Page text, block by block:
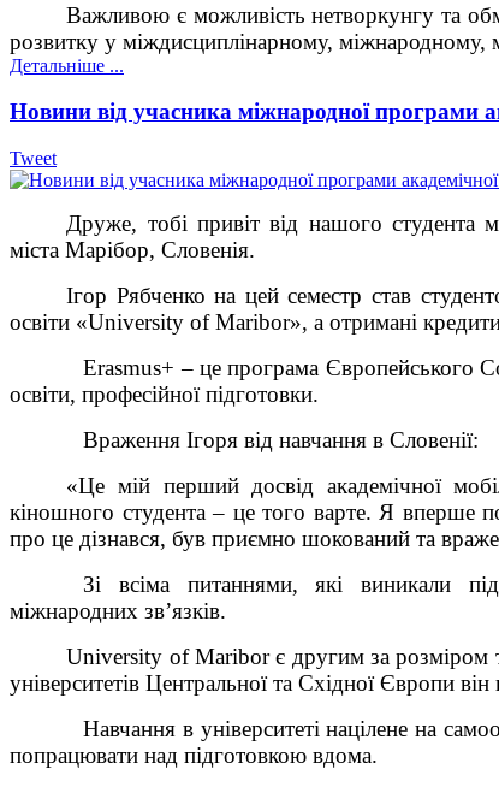
Важливою є можливість нетворкунгу та
розвитку у міждисциплінарному, міжнародному,
Детальніше ...
Новини від учасника міжнародної програми
Tweet
Друже, тобі привіт від нашого студента
міста Марібор, Словенія.
Ігор Рябченко на цей семестр став
освіти «University of Maribor», а отримані
⠀Erasmus+ – це програма Європейського
освіти, професійної підготовки.
⠀Враження Ігоря від навчання в Словенії:
«Це мій перший досвід академічної
кіношного студента – це того варте. Я вперше
про це дізнався, був приємно шокований та
Зі всіма питаннями, які виникали
міжнародних зв’язків.
University of Maribor є другим за розміром
університетів Центральної та Східної Європи
⠀Навчання в університеті націлене на
попрацювати над підготовкою вдома.